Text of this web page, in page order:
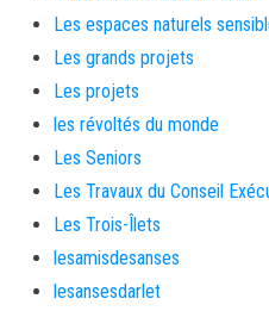
Les espaces naturels
Les grands projets
Les projets
les révoltés du monde
Les Seniors
Les Travaux du Conseil
Les Trois-Îlets
lesamisdesanses
lesansesdarlet